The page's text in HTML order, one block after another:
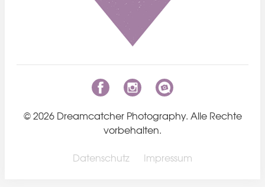
© 2026 Dreamcatcher Photography. Alle Rechte
vorbehalten.
Datenschutz
Impressum